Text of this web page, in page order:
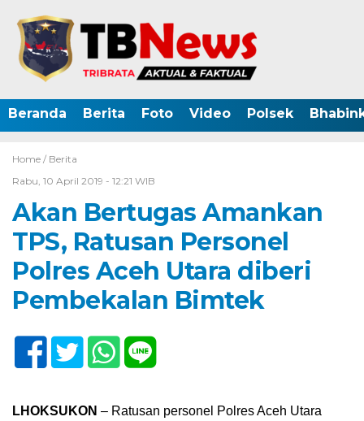
Beranda Berita Foto Video Polsek
Home / Berita
Rabu, 10 April 2019 - 12:21 WIB
Akan Bertugas Amankan
TPS, Ratusan Personel
Polres Aceh Utara diberi
Pembekalan Bimtek
LHOKSUKON – Ratusan personel Polres Aceh Utara